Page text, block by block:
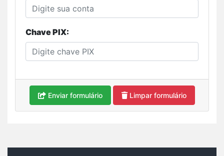
Chave PIX:
Enviar formulário Limpar formulário